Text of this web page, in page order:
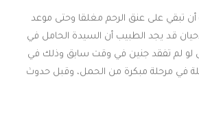
تبقي على عنق الرحم مغلقا وحتى موعد
قد يجد الطبيب أن السيدة الحامل في
لو لم تفقد جنين في وقت سابق وذلك في
في مرحلة مبكرة من الحمل، وقبل حدوث